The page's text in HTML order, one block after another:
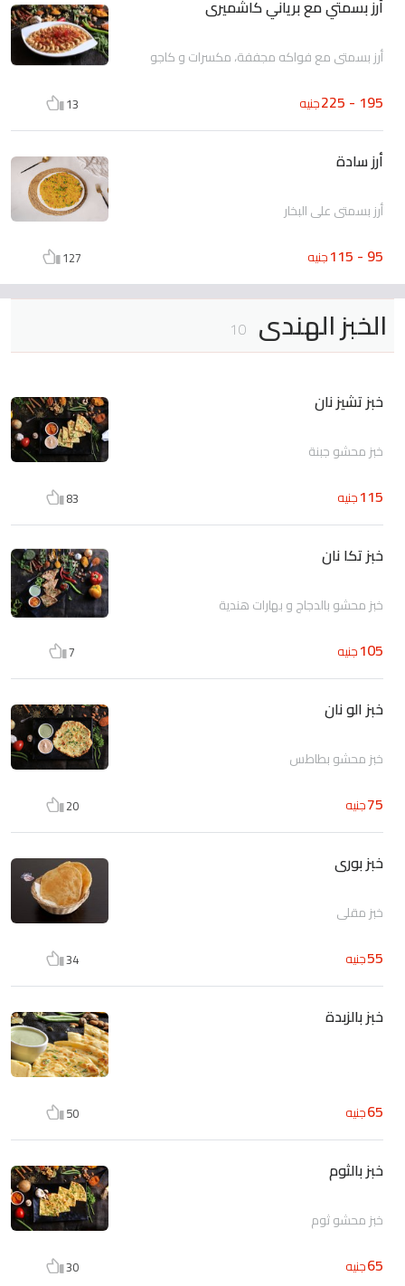
أرز بسمتي مع برياني كاشميرى
أرز بسمتي مع فواكه مجففة، مكسرات و كاجو
195 - 225 جنيه 13
أرز سادة
أرز بسمتي علي البخار
95 - 115 جنيه 127
الخبز الهندى 10
خبز تشيز نان
خبز محشو جبنة
115جنيه 83
خبز تكا نان
خبز محشو بالدجاج و بهارات هندية
105جنيه 7
خبز الو نان
خبز محشو بطاطس
75جنيه 20
خبز بورى
خبز مقلى
55جنيه 34
خبز بالزبدة
65جنيه 50
خبز بالثوم
خبز محشو ثوم
65جنيه 30